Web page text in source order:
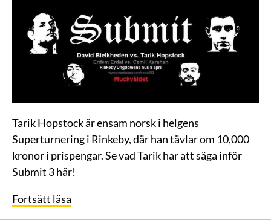
Tarik Hopstock är ensam norsk i helgens
Superturnering i Rinkeby, där han tävlar om 10,000
kronor i prispengar. Se vad Tarik har att säga inför
Submit 3 här!
Fortsätt läsa